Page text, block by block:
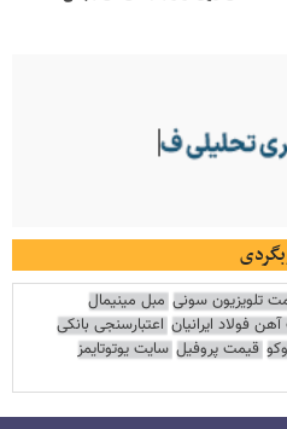
تلویزیون سونی مبل مینیمال
فولاد ایرانیان اعتبارسنجی بانکی
قیمت پروفیل سایت یوتوتایمز